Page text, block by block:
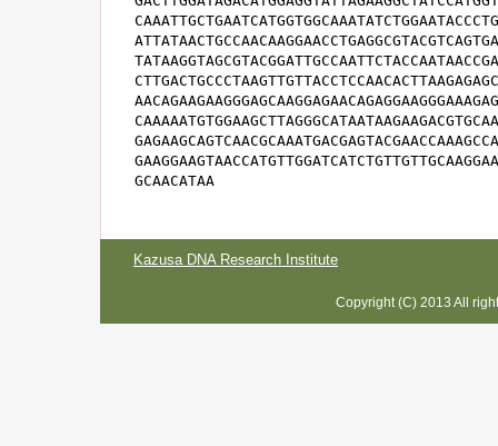
GCAACATAA
Kazusa DNA Research Institute
Copyright (C) 2013 All